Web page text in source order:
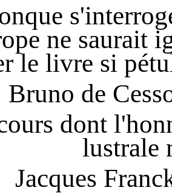
ne saurait
le livre si
Bruno de
dont
lustrale
Jacques